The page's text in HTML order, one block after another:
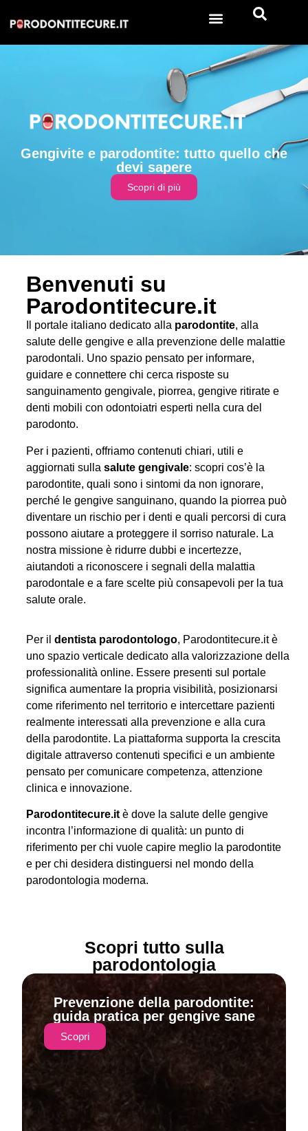
Gengivite e parodontite: tutto quello che
devi sapere
Scopri di più
Benvenuti su
Parodontitecure.it
Il portale italiano dedicato alla parodontite, alla
salute delle gengive e alla prevenzione delle malattie
parodontali. Uno spazio pensato per informare,
guidare e connettere chi cerca risposte su
sanguinamento gengivale, piorrea, gengive ritirate e
denti mobili con odontoiatri esperti nella cura del
parodonto.
Per i pazienti, offriamo contenuti chiari, utili e
aggiornati sullasalute gengivale: scopri cos’è la
parodontite, quali sono i sintomi da non ignorare,
perché le gengive sanguinano, quando la piorrea può
diventare un rischio per i denti e quali percorsi di cura
possono aiutare a proteggere il sorriso naturale. La
nostra missione è ridurre dubbi e incertezze,
aiutandoti a riconoscere i segnali della malattia
parodontale e a fare scelte più consapevoli per la tua
salute orale.
Per ildentista parodontologo, Parodontitecure.it è
uno spazio verticale dedicato alla valorizzazione della
professionalità online. Essere presenti sul portale
significa aumentare la propria visibilità, posizionarsi
come riferimento nel territorio e intercettare pazienti
realmente interessati alla prevenzione e alla cura
della parodontite. La piattaforma supporta la crescita
digitale attraverso contenuti specifici e un ambiente
pensato per comunicare competenza, attenzione
clinica e innovazione.
Parodontitecure.it è dove la salute delle gengive
incontra l’informazione di qualità: un punto di
riferimento per chi vuole capire meglio la parodontite
e per chi desidera distinguersi nel mondo della
parodontologia moderna.
Scopri tutto sulla
parodontologia
Prevenzione della parodontite:
guida pratica per gengive sane
Scopri